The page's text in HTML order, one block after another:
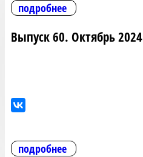
подробнее
Выпуск 60. Октябрь 2024
подробнее